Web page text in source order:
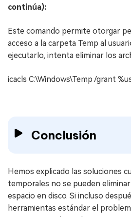
continúa):
Este comando permite otorgar
acceso a la carpeta Temp al
ejecutarlo, intenta eliminar los
icacls C:\Windows\Temp /grant
Conclusión
Hemos explicado las soluciones
temporales no se pueden
espacio en disco. Si incluso
herramientas estándar el